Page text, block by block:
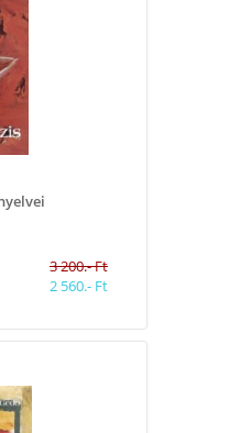
3 200.- Ft
2 560.- Ft